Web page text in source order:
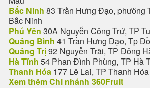
Bắc Ninh 83 Trần Hưng Đạo, phường
Bắc Ninh
Phú Yên 30A Nguyễn Công Trứ, TP
Quảng Bình 41 Trần Hưng Đạo, Tp
Quảng Trị92 Nguyễn Trãi, TP Đông
Hà Tĩnh 54 Phan Đình Phùng, TP Hà
Thanh Hóa 177 Lê Lai, TP Thanh Hóa
Xem thêm Chi nhánh 360Fruit